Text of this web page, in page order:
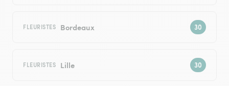
FLEURISTES Bordeaux
FLEURISTES Lille